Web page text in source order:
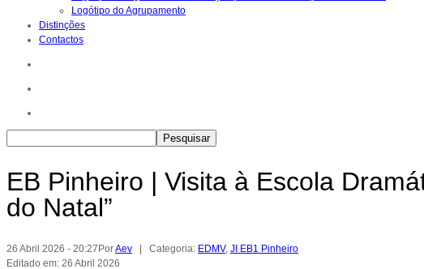
Logótipo do Agrupamento
Distinções
Contactos
EB Pinheiro | Visita à Escola
do Natal”
26 Abril 2026 - 20:27 PorAev | Categoria: EDMV, JI EB1 Pinheiro
Editado em: 26 Abril 2026